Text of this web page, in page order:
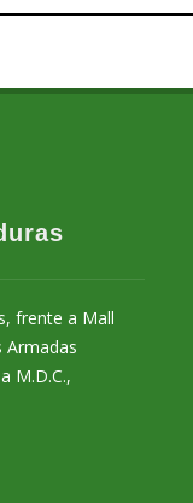
frente a Mall
Armadas
M.D.C.,